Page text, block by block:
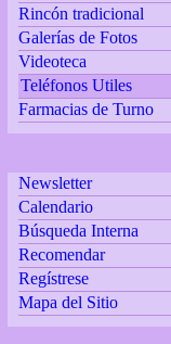
Rincón tradicional
Galerías de Fotos
Videoteca
Teléfonos Utiles
Farmacias de Turno
Newsletter
Calendario
Búsqueda Interna
Recomendar
Regístrese
Mapa del Sitio